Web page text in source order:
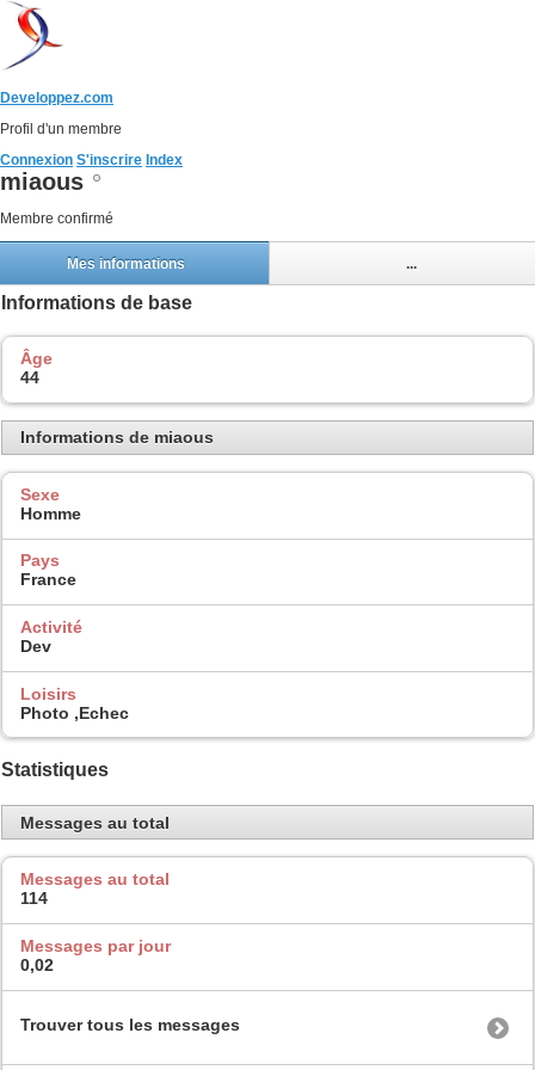
Developpez.com
Profil d'un membre
Connexion S'inscrire Index
miaous
Membre confirmé
Mes informations ...
Informations de base
Âge
44
Informations de miaous
Sexe
Homme
Pays
France
Activité
Dev
Loisirs
Photo ,Echec
Statistiques
Messages au total
Messages au total
114
Messages par jour
0,02
Trouver tous les messages